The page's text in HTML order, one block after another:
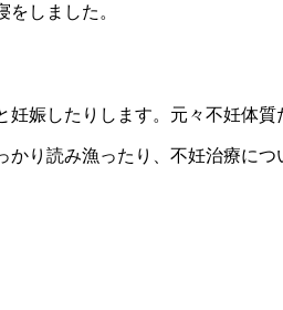
しました。
娠したりします。元々不妊体
り読み漁ったり、不妊治療に